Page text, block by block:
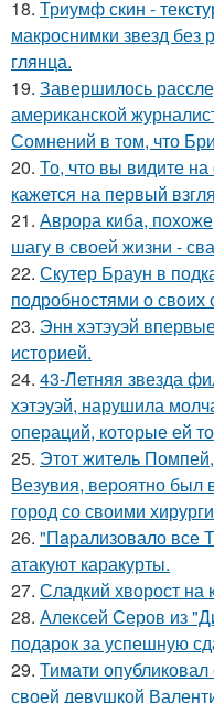
18. Триумф скин -
макроснимки звезд
глянца.
19. Завершилось
американской
Сомнений в том, что
20. То, что вы видите
кажется на первый
21. Аврора киба,
шагу в своей жизни -
22. Скутер Браун в
подробностями о своих
23. Энн хэтэуэй
историей.
24. 43-Летняя звезда
хэтэуэй, нарушила
операций, которые ей
25. Этот житель
Везувия, вероятно был
город со своими
26. "Пapализовало все
атакуют каракурты.
27. Сладкий хворост на
28. Алексей Серов из
подарок за успешную
29. Тимати
своей девушкой